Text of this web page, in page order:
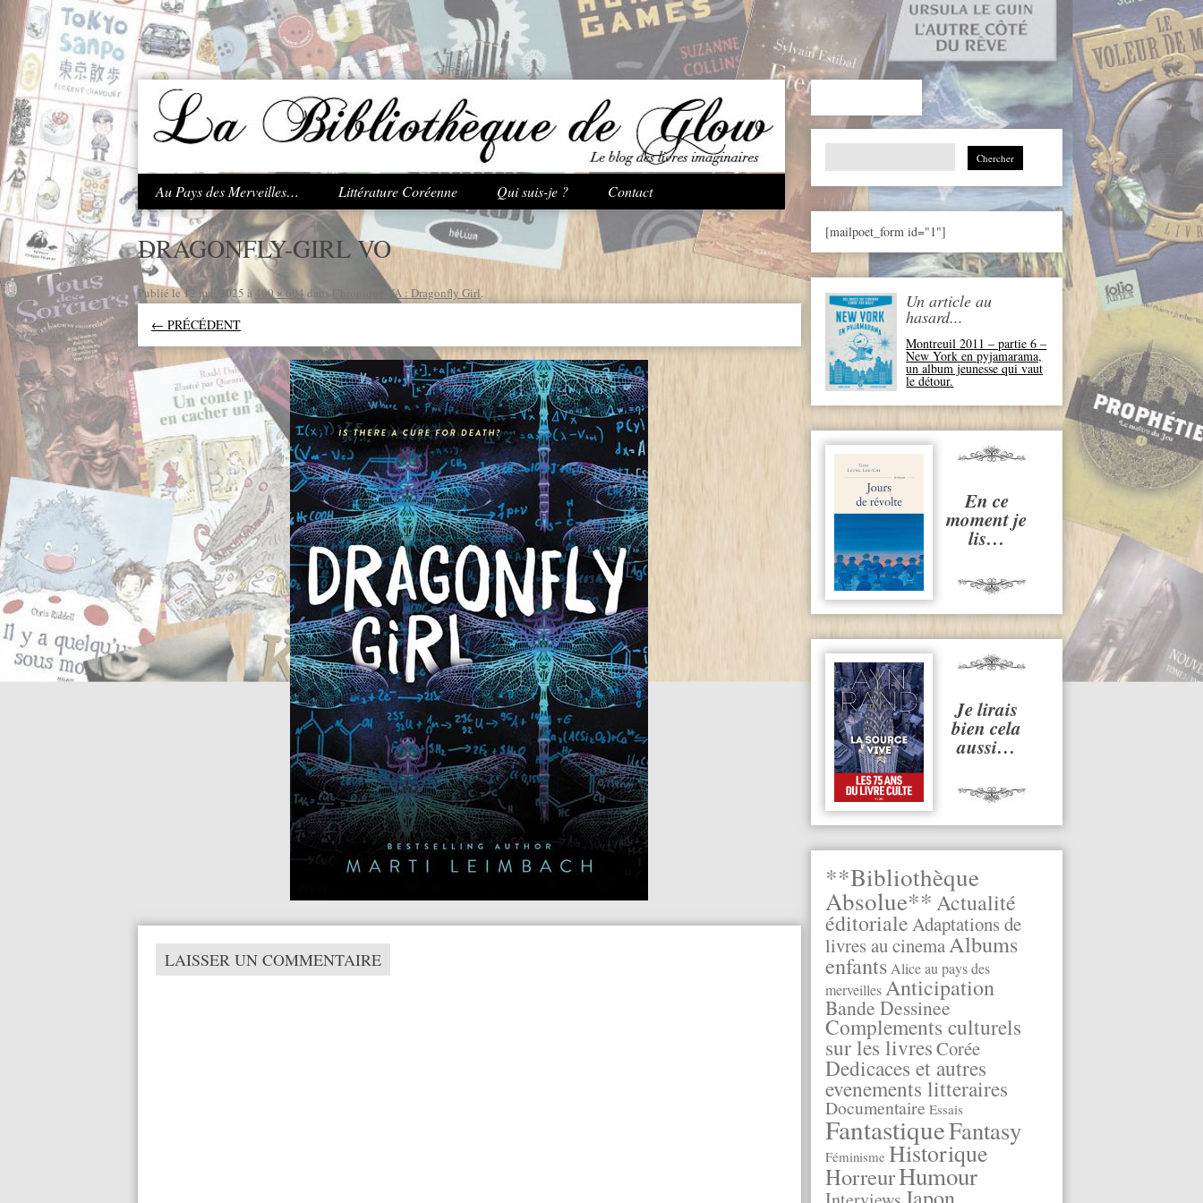
.
Aller au contenu principal
Au Pays des Merveilles… Littérature Coréenne Qui suis-je ? Contact
Search
[mailpoet_form id="1"]
Un article au
hasard...
Montreuil 2011 – partie 6 –
New York en pyjamarama,
un album jeunesse qui vaut
le détour.
En ce
moment je
lis…
Je lirais
bien cela
aussi…
**Bibliothèque
Absolue**Actualité
éditorialeAdaptations de
livres au cinemaAlbums
enfantsAlice au pays des
merveillesAnticipation
Bande Dessinee
Complements culturels
sur les livresCorée
Dedicaces et autres
evenements litteraires
Documentaire Essais
FantastiqueFantasy
Féminisme Historique
HorreurHumour
DRAGONFLY-GIRL VO
Publié le12 mai 2025 à400 × 604dans Chronique YA : Dragonfly Girl.
← PRÉCÉDENT
LAISSER UN COMMENTAIRE